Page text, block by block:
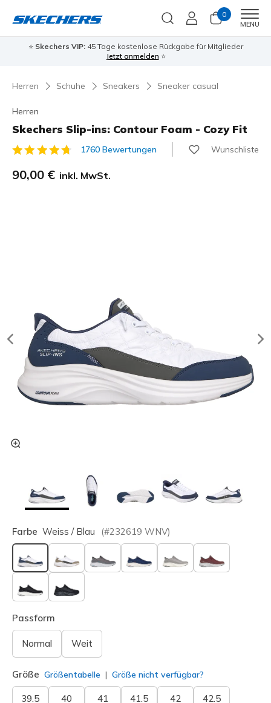
0
MENU
⭐ Skechers VIP:45 Tage kostenlose Rückgabe für Mitglieder
Jetzt anmelden ⭐
Herren Schuhe Sneakers Sneaker casual
Herren
Skechers Slip-ins: Contour Foam - Cozy Fit
5 von 5 Kundenbewertungen
1760 Bewertungen Wunschliste
90,00 € inkl. MwSt.
Farbe Weiss / Blau (#232619 WNV)
ausgewählt
Passform
Normal Weit
Größe Größentabelle Größe nicht verfügbar?
39.5 40 41 41.5 42 42.5